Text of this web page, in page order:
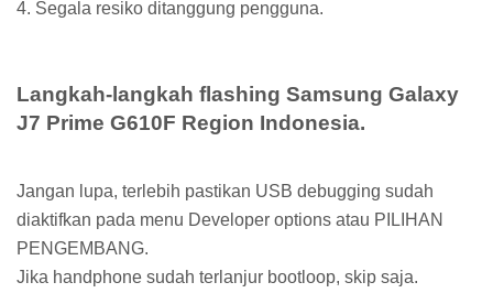
4. Segala resiko ditanggung pengguna.
Langkah-langkah flashing Samsung Galaxy
J7 Prime G610F Region Indonesia.
Jangan lupa, terlebih pastikan USB debugging sudah
diaktifkan pada menu Developer options atau PILIHAN
PENGEMBANG.
Jika handphone sudah terlanjur bootloop, skip saja.